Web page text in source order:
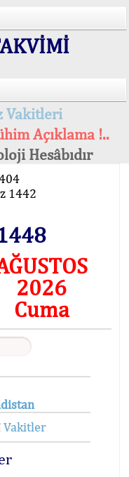
Vakitleri
Açıklama !..
Hesâbıdır
1442
2026
Cuma
Vakitler